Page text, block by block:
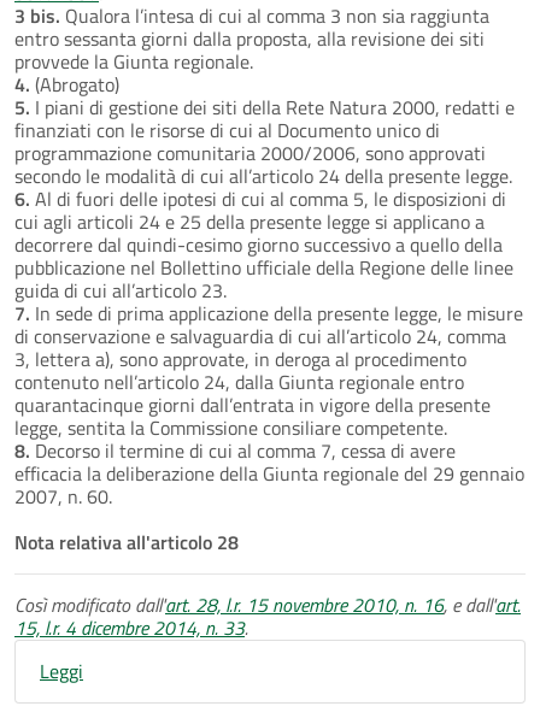
3 bis. Qualora l’intesa di cui al comma 3 non sia raggiunta
entro sessanta giorni dalla proposta, alla revisione dei siti
provvede la Giunta regionale.
4. (Abrogato)
5. I piani di gestione dei siti della Rete Natura 2000, redatti e
finanziati con le risorse di cui al Documento unico di
programmazione comunitaria 2000/2006, sono approvati
secondo le modalità di cui all’articolo 24 della presente legge.
6. Al di fuori delle ipotesi di cui al comma 5, le disposizioni di
cui agli articoli 24 e 25 della presente legge si applicano a
decorrere dal quindi-cesimo giorno successivo a quello della
pubblicazione nel Bollettino ufficiale della Regione delle linee
guida di cui all’articolo 23.
7. In sede di prima applicazione della presente legge, le misure
di conservazione e salvaguardia di cui all’articolo 24, comma
3, lettera a), sono approvate, in deroga al procedimento
contenuto nell’articolo 24, dalla Giunta regionale entro
quarantacinque giorni dall’entrata in vigore della presente
legge, sentita la Commissione consiliare competente.
8. Decorso il termine di cui al comma 7, cessa di avere
efficacia la deliberazione della Giunta regionale del 29 gennaio
2007, n. 60.
Nota relativa all'articolo 28
Così modificato dall'art. 28, l.r. 15 novembre 2010, n. 16, e dall'art.
15, l.r. 4 dicembre 2014, n. 33.
Leggi